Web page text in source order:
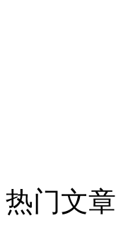
热门文章